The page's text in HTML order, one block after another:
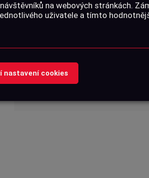
na webových stránkách.
uživatele a tímto
nastavení cookies